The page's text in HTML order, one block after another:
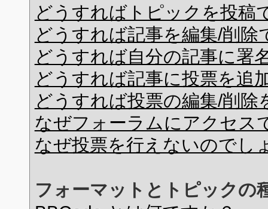
どうすればトピックを投稿
どうすれば記事を編集/削除
どうすれば自分の記事に署
どうすれば記事に投票を追
どうすれば投票の編集/削
なぜフォーラムにアクセス
なぜ投票を行えないのでし
フォーマットとトピックの